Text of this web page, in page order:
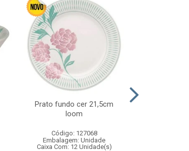
Prato fundo cer 21,5cm
loom
Código: 127068
Embalagem: Unidade
Caixa Com: 12 Unidade(s)